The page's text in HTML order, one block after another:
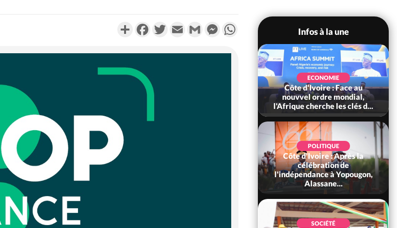
PartagerFacebookTwitterEmail Gmail MessengerWhatsApp
Infos à la une
résiduels de cacao, des
sociétés coopératives et
ECONOMIE
Côte d'Ivoire : Face au
nouvvel ordre mondial,
l'Afrique cherche les clés d...
POLITIQUE
Côte d'Ivoire : Après la
célébration de
l'indépendance à Yopougon,
Alassane...
SOCIÉTÉ